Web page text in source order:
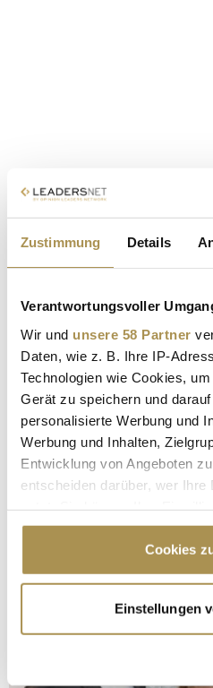
Zustimmung Details
Verantwortungsvoller
Wir und unsere 58 Partner
Daten, wie z. B. Ihre IP-
Technologien wie Cookies,
Gerät zu speichern und
personalisierte Werbung und
Werbung und Inhalten,
Entwicklung von Angeboten
entscheiden darüber, wer
Cookie-Erklärung oder durch
Trigger Symbol ändern oder
Informationen über
erfassen, welche bis auf
Cookies
Einstellungen